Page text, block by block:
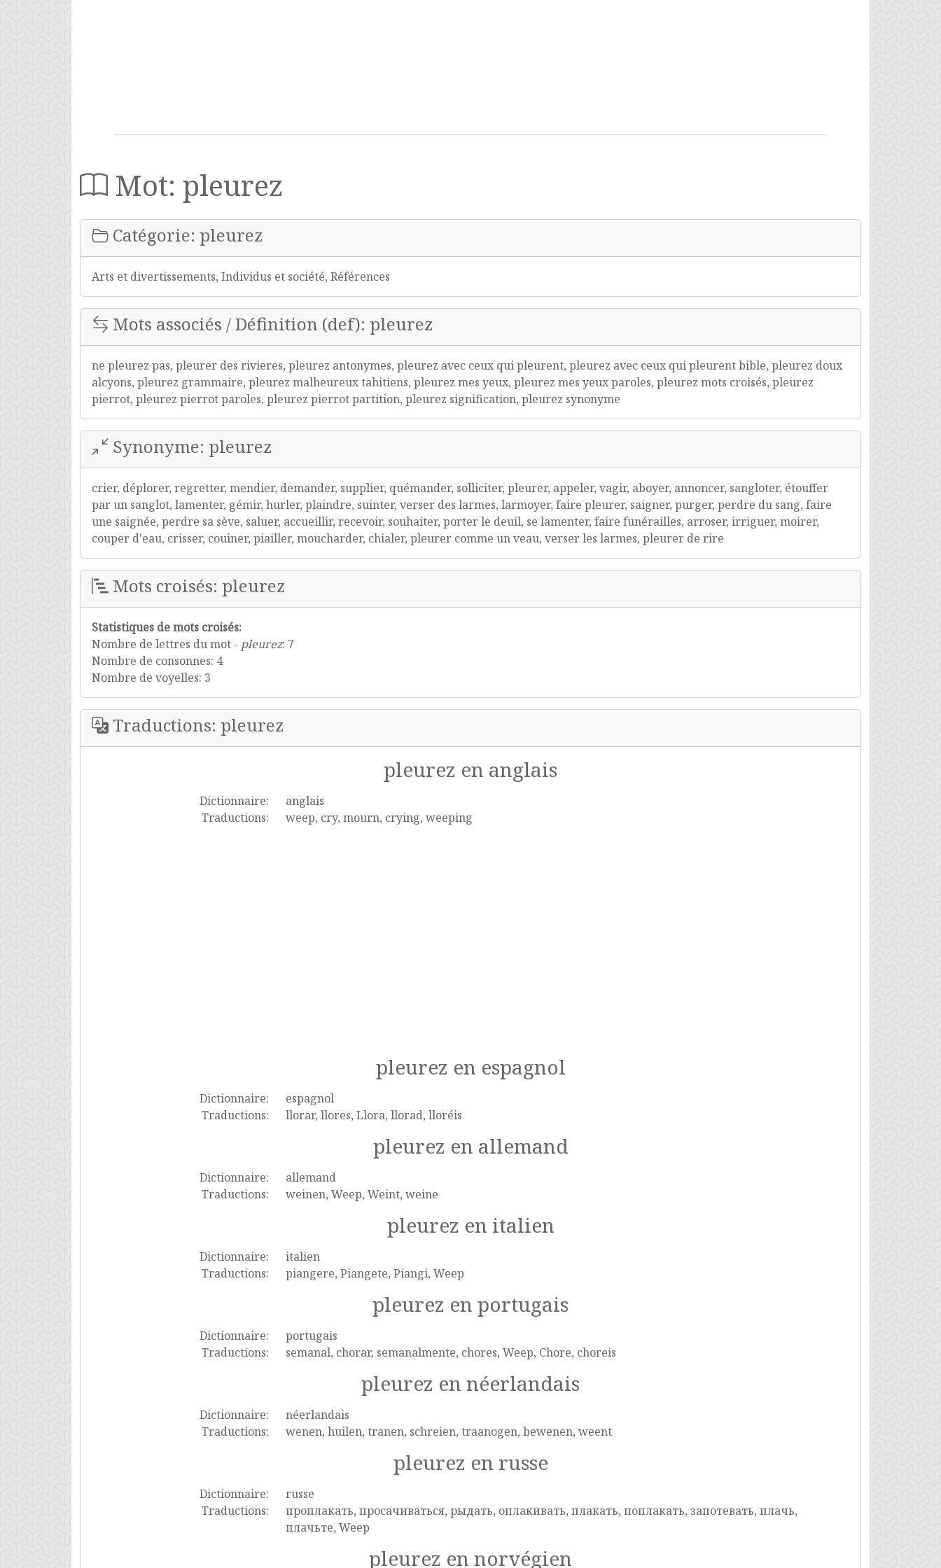
Mot: pleurez
Catégorie: pleurez
Arts et divertissements, Individus et société, Références
Mots associés / Définition (def): pleurez
ne pleurez pas, pleurer des rivieres, pleurez antonymes, pleurez avec ceux qui pleurent, pleurez avec ceux qui pleurent bible, pleurez doux
alcyons, pleurez grammaire, pleurez malheureux tahitiens, pleurez mes yeux, pleurez mes yeux paroles, pleurez mots croisés, pleurez
pierrot, pleurez pierrot paroles, pleurez pierrot partition, pleurez signification, pleurez synonyme
Synonyme: pleurez
crier, déplorer, regretter, mendier, demander, supplier, quémander, solliciter, pleurer, appeler, vagir, aboyer, annoncer, sangloter, étouffer
par un sanglot, lamenter, gémir, hurler, plaindre, suinter, verser des larmes, larmoyer, faire pleurer, saigner, purger, perdre du sang, faire
une saignée, perdre sa sève, saluer, accueillir, recevoir, souhaiter, porter le deuil, se lamenter, faire funérailles, arroser, irriguer, moirer,
couper d'eau, crisser, couiner, piailler, moucharder, chialer, pleurer comme un veau, verser les larmes, pleurer de rire
Mots croisés: pleurez
Statistiques de mots croisés:
Nombre de lettres du mot - pleurez: 7
Nombre de consonnes: 4
Nombre de voyelles: 3
Traductions: pleurez
pleurez en anglais
Dictionnaire:
anglais
Traductions:
weep, cry, mourn, crying, weeping
pleurez en espagnol
Dictionnaire:
espagnol
Traductions:
llorar, llores, Llora, llorad, lloréis
pleurez en allemand
Dictionnaire:
allemand
Traductions:
weinen, Weep, Weint, weine
pleurez en italien
Dictionnaire:
italien
Traductions:
piangere, Piangete, Piangi, Weep
pleurez en portugais
Dictionnaire:
portugais
Traductions:
semanal, chorar, semanalmente, chores, Weep, Chore, choreis
pleurez en néerlandais
Dictionnaire:
néerlandais
Traductions:
wenen, huilen, tranen, schreien, traanogen, bewenen, weent
pleurez en russe
Dictionnaire:
russe
Traductions:
проплакать, просачиваться, рыдать, оплакивать, плакать, поплакать, запотевать, плачь,
плачьте, Weep
pleurez en norvégien